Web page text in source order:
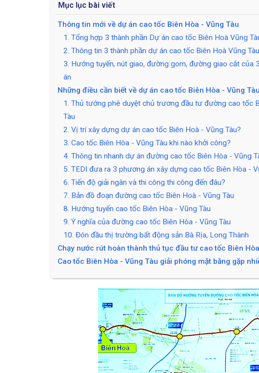
Mục lục bài viết
Thông tin mới về dự án cao tốc Biên Hòa - Vũng Tàu
1. Tổng hợp 3 thành phần Dự án cao tốc Biên Hoà Vũng
2. Thông tin 3 thành phần dự án cao tốc Biên Hoà Vũng Tàu
3. Hướng tuyến, nút giao, đường gom, đường giao cắt của
án
Những điều cần biết về dự án cao tốc Biên Hòa - Vũng Tàu
1. Thủ tướng phê duyệt chủ trương đầu tư đường cao tốc
Tàu
2. Vị trí xây dựng dự án cao tốc Biên Hoà - Vũng Tàu?
3. Cao tốc Biên Hòa - Vũng Tàu khi nào khởi công?
4. Thông tin nhanh dự án đường cao tốc Biên Hòa - Vũng
5. TEDI đưa ra 3 phương án xây dựng cao tốc Biên Hòa -
6. Tiến độ giải ngân và thi công thi công đến đâu?
7. Bản đồ đoạn đường cao tốc Biên Hoà - Vũng Tàu
8. Hướng tuyến cao tốc Biên Hòa - Vũng Tàu
9. Ý nghĩa của đường cao tốc Biên Hòa - Vũng Tàu
10. Đón đầu thị trường bất động sản Bà Rịa, Long Thành
Chạy nước rút hoàn thành thủ tục đầu tư cao tốc Biên
Cao tốc Biên Hòa - Vũng Tàu giải phóng mặt bằng gặp